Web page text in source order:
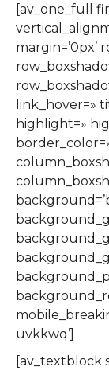
[av_one_full
margin=’0px’
link_hover=»
highlight=»
uvkkwq’]
[av_textblock